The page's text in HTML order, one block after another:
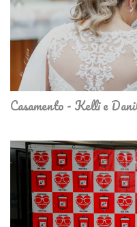
Casamento - Kelli e